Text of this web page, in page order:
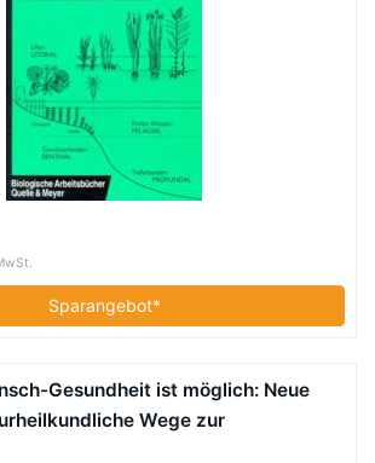
Sparangebot*
Gesundheit ist möglich: Neue
Wege zur